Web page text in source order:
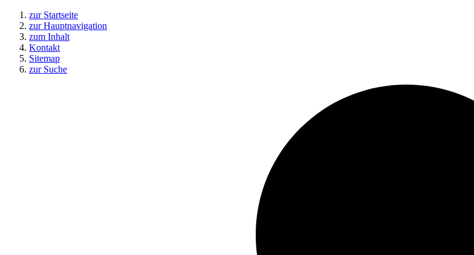
zur Startseite
zur Hauptnavigation
zum Inhalt
Kontakt
Sitemap
zur Suche